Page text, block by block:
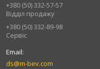
+380 (50) 332-57-57
Відділ продажу
+380 (50) 332-89-98
Сервіс
ds@m-bev.com